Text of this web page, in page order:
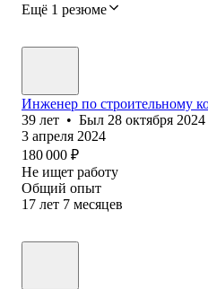
Ещё 1 резюме
Инженер по строительному
39 лет • Был 28 октября 2024
3 апреля 2024
180 000 ₽
Не ищет работу
Общий опыт
17 лет 7 месяцев